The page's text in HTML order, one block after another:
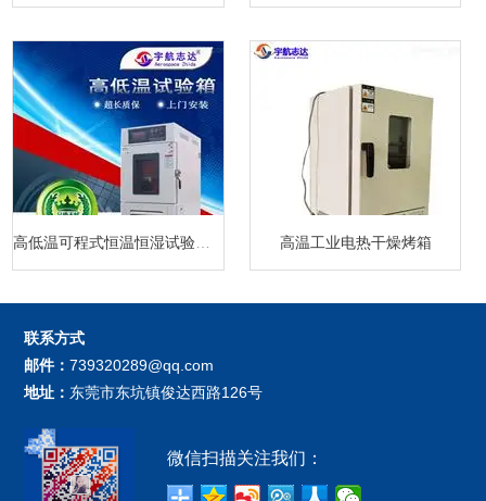
高温工业电热干燥烤箱
联系方式
邮件：739320289@qq.com
地址： 东莞市东坑镇俊达西路126号
微信扫描关注我们：